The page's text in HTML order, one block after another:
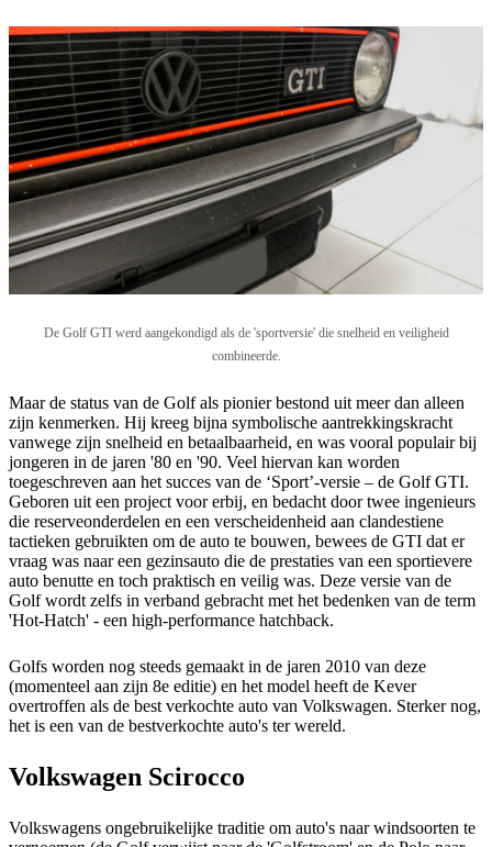
De Golf GTI werd aangekondigd als de 'sportversie' die snelheid en veiligheid
combineerde.
Maar de status van de Golf als pionier bestond uit meer dan alleen
zijn kenmerken. Hij kreeg bijna symbolische aantrekkingskracht
vanwege zijn snelheid en betaalbaarheid, en was vooral populair bij
jongeren in de jaren '80 en '90. Veel hiervan kan worden
toegeschreven aan het succes van de ‘Sport’-versie – de Golf GTI.
Geboren uit een project voor erbij, en bedacht door twee ingenieurs
die reserveonderdelen en een verscheidenheid aan clandestiene
tactieken gebruikten om de auto te bouwen, bewees de GTI dat er
vraag was naar een gezinsauto die de prestaties van een sportievere
auto benutte en toch praktisch en veilig was. Deze versie van de
Golf wordt zelfs in verband gebracht met het bedenken van de term
'Hot-Hatch' - een high-performance hatchback.
Golfs worden nog steeds gemaakt in de jaren 2010 van deze
(momenteel aan zijn 8e editie) en het model heeft de Kever
overtroffen als de best verkochte auto van Volkswagen. Sterker nog,
het is een van de bestverkochte auto's ter wereld.
Volkswagen Scirocco
Volkswagens ongebruikelijke traditie om auto's naar windsoorten te